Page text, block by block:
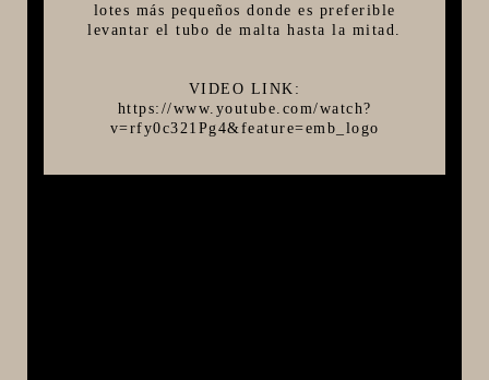
lotes más pequeños donde es preferible
levantar el tubo de malta hasta la mitad.
VIDEO LINK:
https://www.youtube.com/watch?
v=rfy0c321Pg4&feature=emb_logo